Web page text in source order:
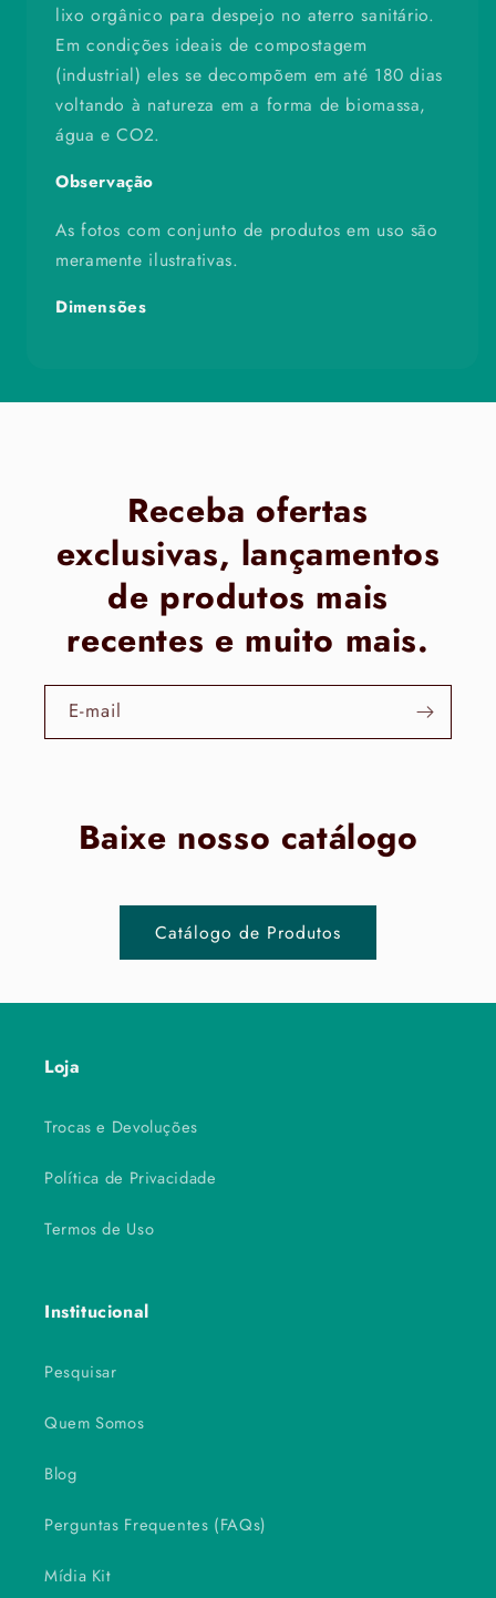
lixo orgânico para despejo no aterro sanitário.
Em condições ideais de compostagem
(industrial) eles se decompõem em até 180 dias
voltando à natureza em a forma de biomassa,
água e CO2.
Observação
As fotos com conjunto de produtos em uso são
meramente ilustrativas.
Dimensões
Receba ofertas
exclusivas, lançamentos
de produtos mais
recentes e muito mais.
E-mail
Baixe nosso catálogo
Catálogo de Produtos
Loja
Trocas e Devoluções
Política de Privacidade
Termos de Uso
Institucional
Pesquisar
Quem Somos
Blog
Perguntas Frequentes (FAQs)
Mídia Kit